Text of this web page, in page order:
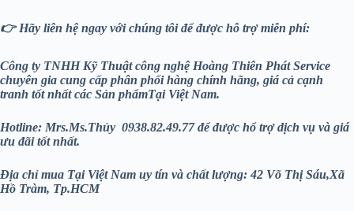
👉 Hãy liên hệ ngay với chúng tôi để được hỗ trợ miễn phí:
Công ty TNHH Kỹ Thuật công nghệ Hoàng Thiên PhátService
chuyên gia cung cấp phân phối hàng chính hãng, giá cả cạnh
tranh tốt nhất các Sản phẩmTại Việt Nam.
Hotline: Mrs.Ms.Thủy 0938.82.49.77 để được hổ trợ dịch vụ và giá
ưu đãi tốt nhất.
Địa chỉ mua Tại Việt Nam uy tín và chất lượng: 42 Võ Thị Sáu,Xã
Hồ Tràm, Tp.HCM